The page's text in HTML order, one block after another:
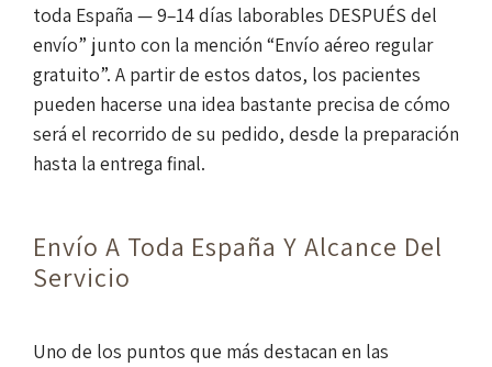
toda España — 9–14 días laborables DESPUÉS del
envío” junto con la mención “Envío aéreo regular
gratuito”. A partir de estos datos, los pacientes
pueden hacerse una idea bastante precisa de cómo
será el recorrido de su pedido, desde la preparación
hasta la entrega final.
Envío A Toda España Y Alcance Del
Servicio
Uno de los puntos que más destacan en las